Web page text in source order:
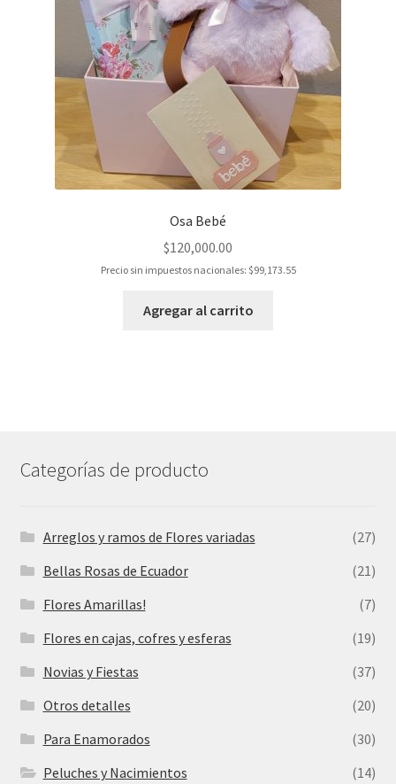
Osa Bebé
$120,000.00
Precio sin impuestos nacionales: $99,173.55
Agregar al carrito
Categorías de producto
Arreglos y ramos de Flores variadas
(27)
Bellas Rosas de Ecuador
(21)
Flores Amarillas!
(7)
Flores en cajas, cofres y esferas
(19)
Novias y Fiestas
(37)
Otros detalles
(20)
Para Enamorados
(30)
Peluches y Nacimientos
(14)